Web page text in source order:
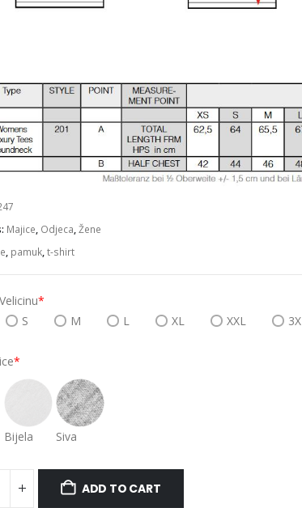
Majice, Odjeca,Žene
, pamuk,t-shirt
*
S M L XL XXL
*
Bijela Siva
ADD TO CART